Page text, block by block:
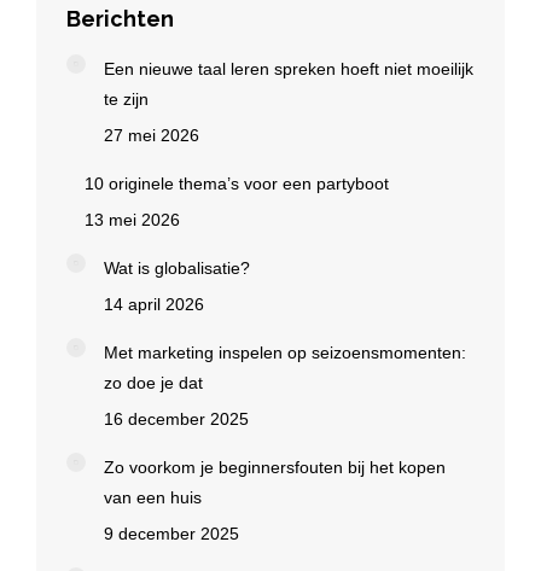
Berichten
Een nieuwe taal leren spreken hoeft niet moeilijk
te zijn
27 mei 2026
10 originele thema’s voor een partyboot
13 mei 2026
Wat is globalisatie?
14 april 2026
Met marketing inspelen op seizoensmomenten:
zo doe je dat
16 december 2025
Zo voorkom je beginnersfouten bij het kopen
van een huis
9 december 2025